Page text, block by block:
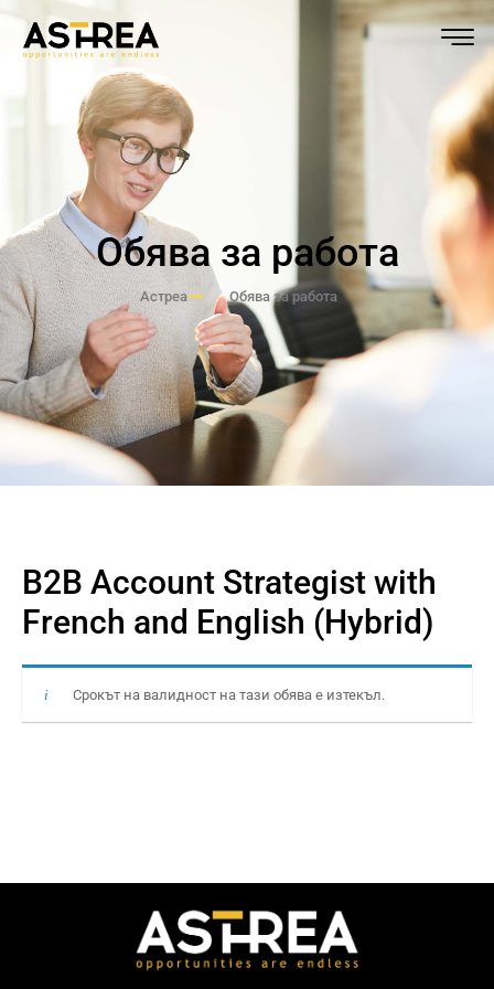
Обява за работа
Астреа Обява за работа
B2B Account Strategist with
French and English (Hybrid)
Срокът на валидност на тази обява е изтекъл.